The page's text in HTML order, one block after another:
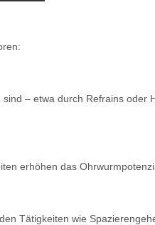
– etwa durch Refrains oder
erhöhen das
Tätigkeiten wie